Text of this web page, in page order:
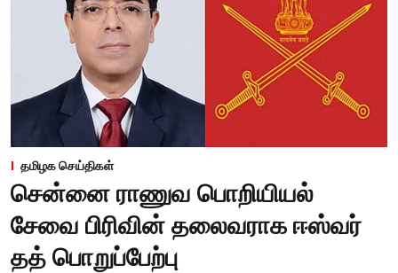
தமிழக செய்திகள்
சென்னை ராணுவ பொறியியல்
சேவை பிரிவின் தலைவராக ஈஸ்வர்
தத் பொறுப்பேற்பு